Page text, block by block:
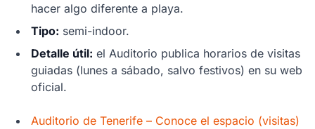
hacer algo diferente a playa.
Tipo: semi-indoor.
Detalle útil: el Auditorio publica horarios de visitas
guiadas (lunes a sábado, salvo festivos) en su web
oficial.
Auditorio de Tenerife – Conoce el espacio (visitas)